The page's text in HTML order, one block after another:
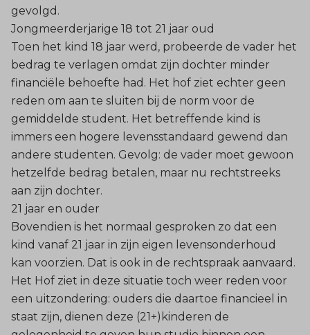
gevolgd.
Jongmeerderjarige 18 tot 21 jaar oud
Toen het kind 18 jaar werd, probeerde de vader het
bedrag te verlagen omdat zijn dochter minder
financiële behoefte had. Het hof ziet echter geen
reden om aan te sluiten bij de norm voor de
gemiddelde student. Het betreffende kind is
immers een hogere levensstandaard gewend dan
andere studenten. Gevolg: de vader moet gewoon
hetzelfde bedrag betalen, maar nu rechtstreeks
aan zijn dochter.
21 jaar en ouder
Bovendien is het normaal gesproken zo dat een
kind vanaf 21 jaar in zijn eigen levensonderhoud
kan voorzien. Dat is ook in de rechtspraak aanvaard.
Het Hof ziet in deze situatie toch weer reden voor
een uitzondering: ouders die daartoe financieel in
staat zijn, dienen deze (21+)kinderen de